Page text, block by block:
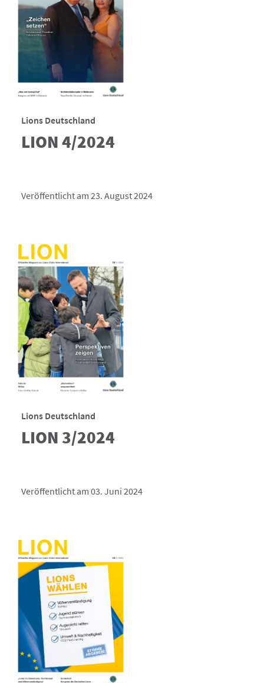
Lions Deutschland
LION 4/2024
Veröffentlicht am 23. August 2024
Lions Deutschland
LION 3/2024
Veröffentlicht am 03. Juni 2024